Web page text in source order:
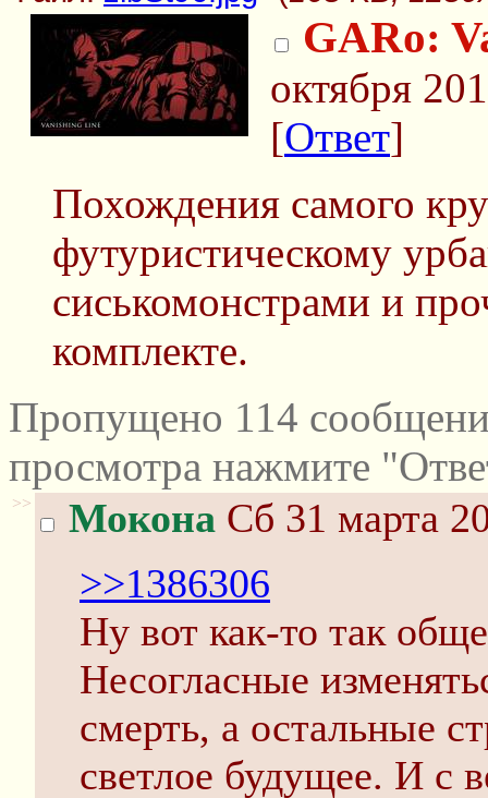
GARo:
октября
[Ответ]
Похождения самого
футуристическому
сиськомонстрами и
комплекте.
Пропущено 114
просмотра нажмите
>> Мокона Сб 31 марта
>>1386306
Ну вот как-то так
Несогласные
смерть, а остальные
светлое будущее. И с